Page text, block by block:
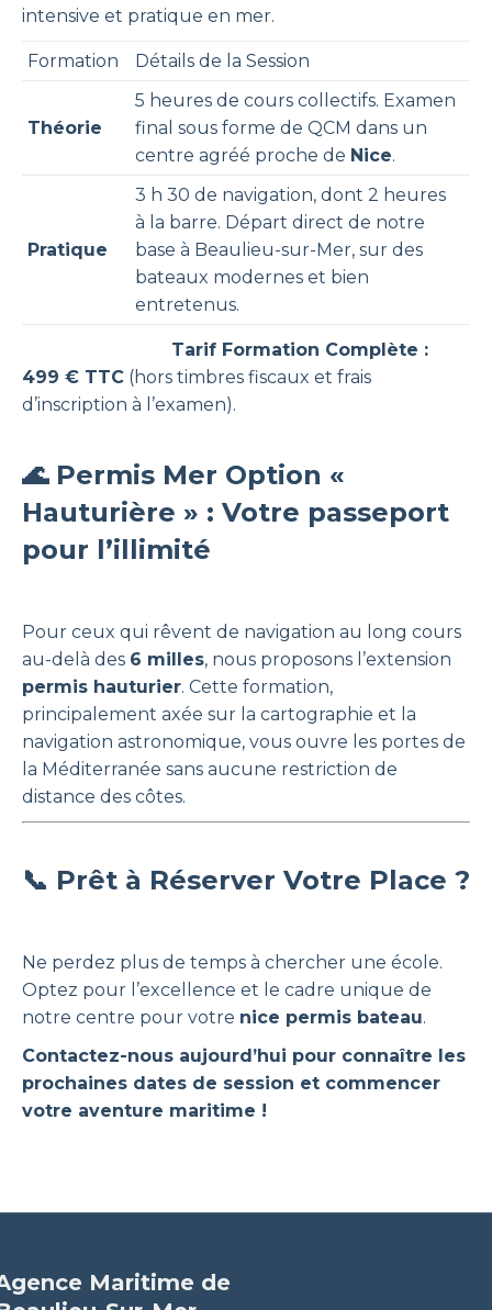
intensive et pratique en mer.
Formation Détails de la Session
Théorie
5 heures de cours collectifs. Examen
final sous forme de QCM dans un
centre agréé proche de Nice.
Pratique
3 h 30 de navigation, dont 2 heures
à la barre. Départ direct de notre
base à Beaulieu-sur-Mer, sur des
bateaux modernes et bien
entretenus.
Tarif Formation Complète :
499 € TTC (hors timbres fiscaux et frais
d’inscription à l’examen).
🌊 Permis Mer Option «
Hauturière » : Votre passeport
pour l’illimité
Pour ceux qui rêvent de navigation au long cours
au-delà des 6 milles, nous proposons l’extension
permis hauturier. Cette formation,
principalement axée sur la cartographie et la
navigation astronomique, vous ouvre les portes de
la Méditerranée sans aucune restriction de
distance des côtes.
📞 Prêt à Réserver Votre Place ?
Ne perdez plus de temps à chercher une école.
Optez pour l’excellence et le cadre unique de
notre centre pour votre nice permis bateau.
Contactez-nous aujourd’hui pour connaître les
prochaines dates de session et commencer
votre aventure maritime !
Maritime de